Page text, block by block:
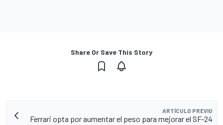
Share Or Save This Story
ARTÍCULO PREVIO
Ferrari opta por aumentar el peso para mejorar el SF-24